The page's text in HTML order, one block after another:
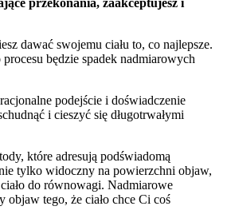
przekonania, zaakceptujesz i
dawać swojemu ciału to, co najlepsze.
będzie spadek nadmiarowych
podejście i doświadczenie
i cieszyć się długotrwałymi
które adresują podświadomą
tylko widoczny na powierzchni objaw,
do równowagi. Nadmiarowe
objaw tego, że ciało chce Ci coś